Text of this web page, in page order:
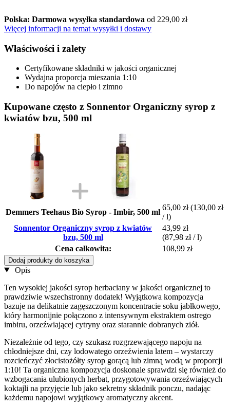
Polska: Darmowa wysyłka standardowa od 229,00 zł
Więcej informacji na temat wysyłki i dostawy
Właściwości i zalety
Certyfikowane składniki w jakości organicznej
Wydajna proporcja mieszania 1:10
Do napojów na ciepło i zimno
Kupowane często z Sonnentor Organiczny syrop z
kwiatów bzu, 500 ml
Demmers Teehaus Bio Syrop - Imbir, 500 ml
65,00 zł (130,00 zł
/ l)
Sonnentor Organiczny syrop z kwiatów
bzu, 500 ml
43,99 zł
(87,98 zł / l)
Cena całkowita:
108,99 zł
Dodaj produkty do koszyka
Opis
Ten wysokiej jakości syrop herbaciany w jakości organicznej to
prawdziwie wszechstronny dodatek! Wyjątkowa kompozycja
bazuje na delikatnie zagęszczonym koncentracie soku jabłkowego,
który harmonijnie połączono z intensywnym ekstraktem ostrego
imbiru, orzeźwiającej cytryny oraz starannie dobranych ziół.
Niezależnie od tego, czy szukasz rozgrzewającego napoju na
chłodniejsze dni, czy lodowatego orzeźwienia latem – wystarczy
rozcieńczyć złocistożółty syrop gorącą lub zimną wodą w proporcji
1:10! Ta organiczna kompozycja doskonale sprawdzi się również do
wzbogacania ulubionych herbat, przygotowywania orzeźwiających
koktajli na przyjęcie lub jako sekretny składnik ponczu, nadając
każdemu napojowi wyjątkowy aromatyczny akcent.